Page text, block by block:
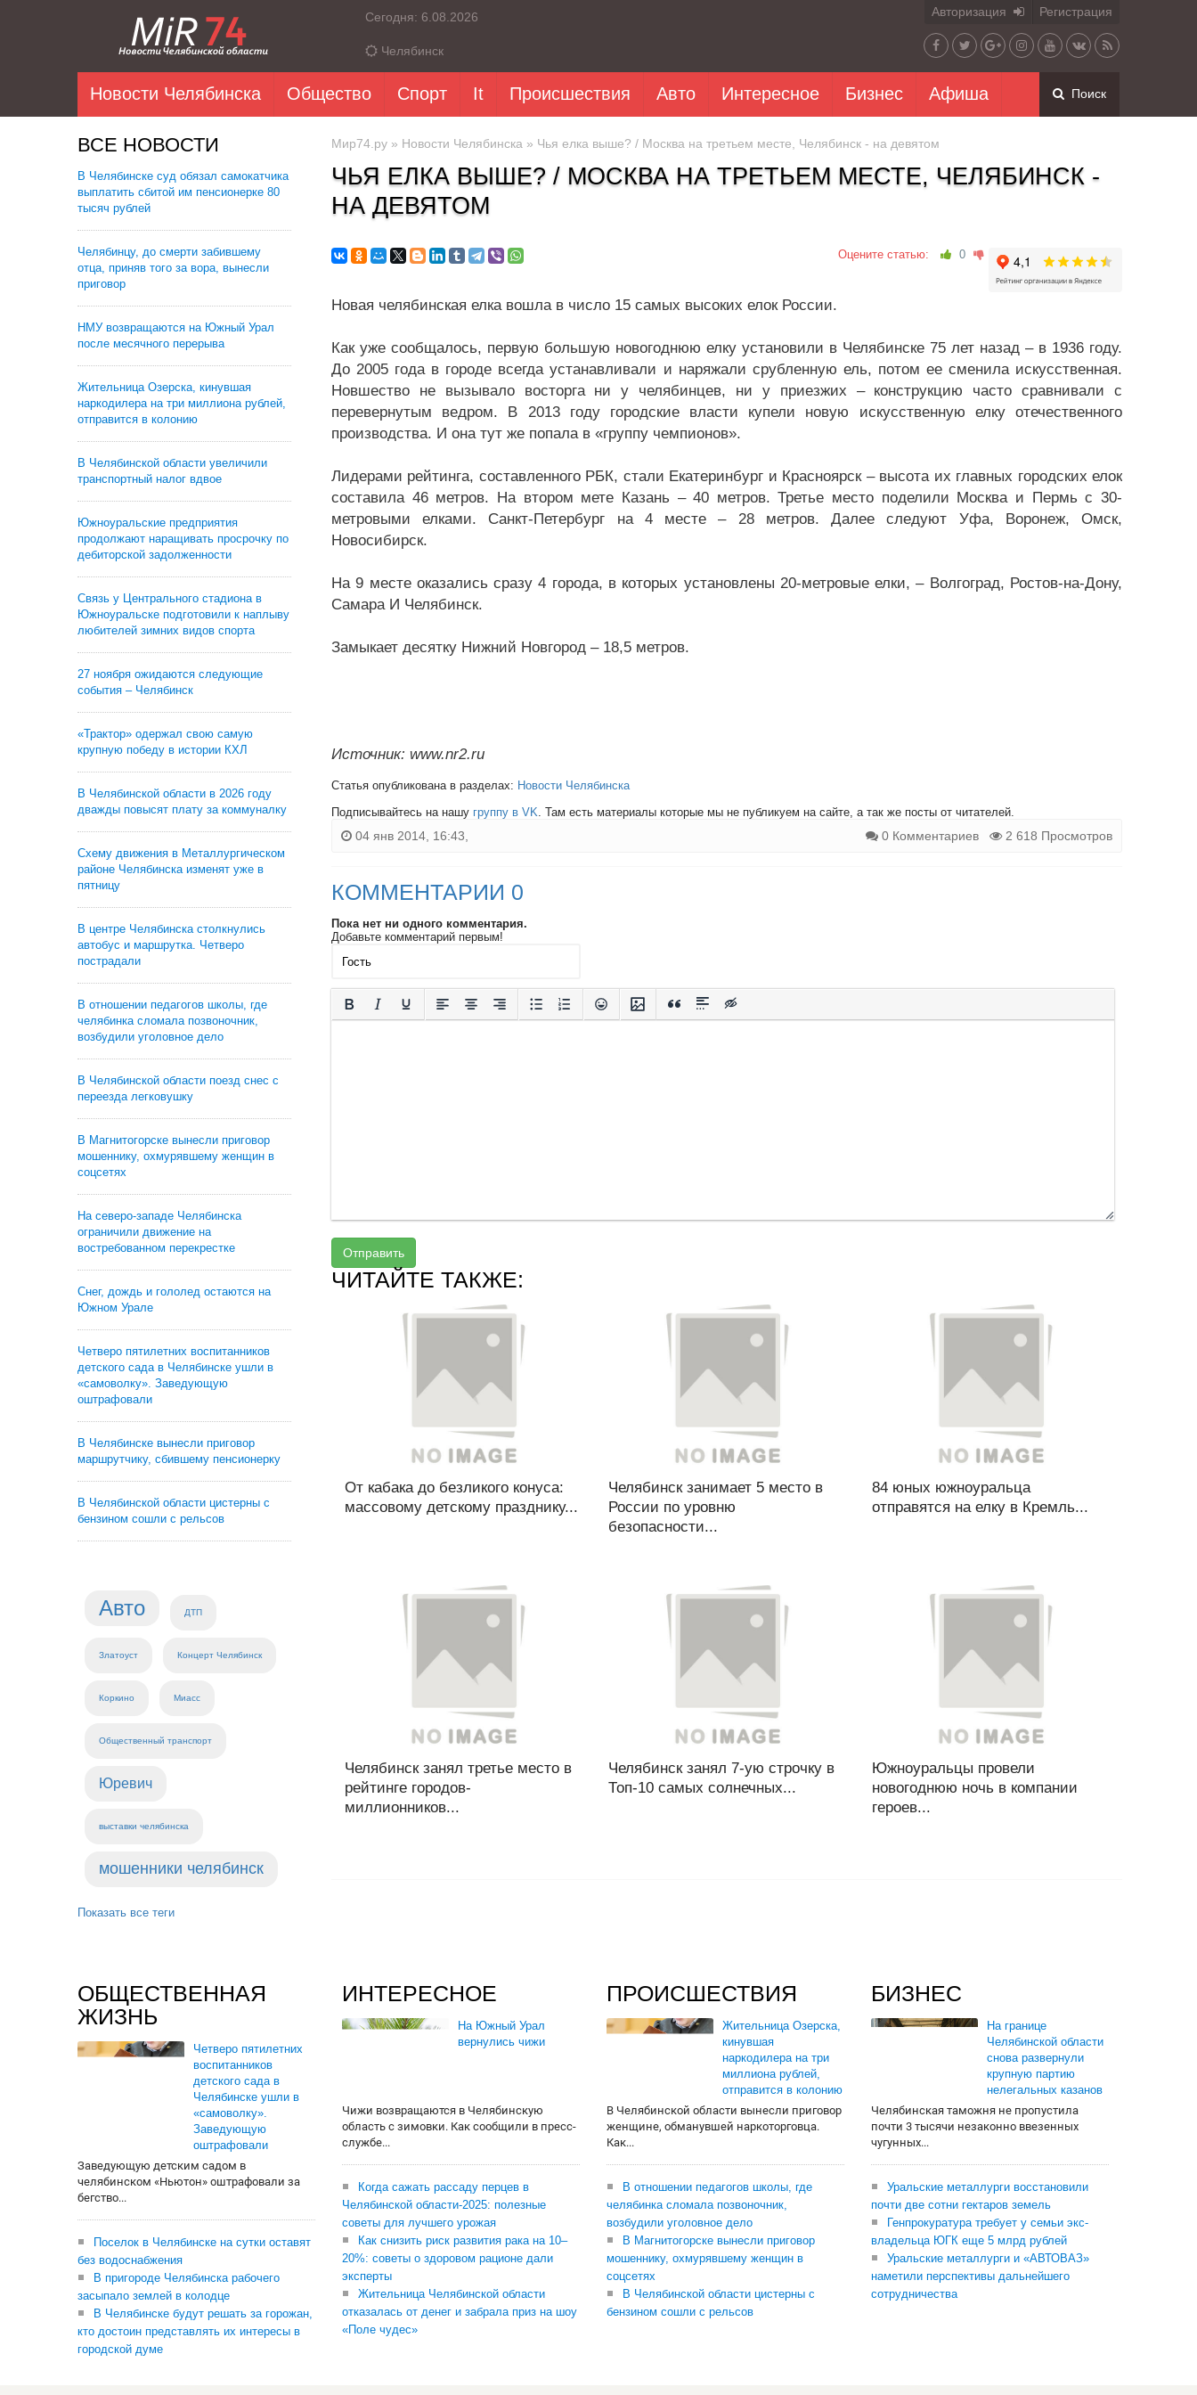
Сегодня: 6.08.2026
Челябинск
Авторизация Регистрация
Новости Челябинска Общество Спорт It Происшествия Авто Интересное Бизнес Афиша Поиск
ВСЕ НОВОСТИ
В Челябинске суд обязал самокатчика
выплатить сбитой им пенсионерке 80
тысяч рублей
Челябинцу, до смерти забившему
отца, приняв того за вора, вынесли
приговор
НМУ возвращаются на Южный Урал
после месячного перерыва
Жительница Озерска, кинувшая
наркодилера на три миллиона рублей,
отправится в колонию
В Челябинской области увеличили
транспортный налог вдвое
Южноуральские предприятия
продолжают наращивать просрочку по
дебиторской задолженности
Связь у Центрального стадиона в
Южноуральске подготовили к наплыву
любителей зимних видов спорта
27 ноября ожидаются следующие
события – Челябинск
«Трактор» одержал свою самую
крупную победу в истории КХЛ
В Челябинской области в 2026 году
дважды повысят плату за коммуналку
Схему движения в Металлургическом
районе Челябинска изменят уже в
пятницу
В центре Челябинска столкнулись
автобус и маршрутка. Четверо
пострадали
В отношении педагогов школы, где
челябинка сломала позвоночник,
возбудили уголовное дело
В Челябинской области поезд снес с
переезда легковушку
В Магнитогорске вынесли приговор
мошеннику, охмурявшему женщин в
соцсетях
На северо-западе Челябинска
ограничили движение на
востребованном перекрестке
Снег, дождь и гололед остаются на
Южном Урале
Четверо пятилетних воспитанников
детского сада в Челябинске ушли в
«самоволку». Заведующую
оштрафовали
В Челябинске вынесли приговор
маршрутчику, сбившему пенсионерку
В Челябинской области цистерны с
бензином сошли с рельсов
Авто ДТП
Златоуст Концерт Челябинск
Коркино Миасс
Общественный транспорт
Юревич
выставки челябинска
мошенники челябинск
Показать все теги
Мир74.ру » Новости Челябинска » Чья елка выше? / Москва на третьем месте, Челябинск - на девятом
ЧЬЯ ЕЛКА ВЫШЕ? / МОСКВА НА ТРЕТЬЕМ МЕСТЕ, ЧЕЛЯБИНСК -
НА ДЕВЯТОМ
Оцените статью: 0
Новая челябинская елка вошла в число 15 самых высоких елок России.
Как уже сообщалось, первую большую новогоднюю елку установили в Челябинске 75 лет назад – в 1936 году.
До 2005 года в городе всегда устанавливали и наряжали срубленную ель, потом ее сменила искусственная.
Новшество не вызывало восторга ни у челябинцев, ни у приезжих – конструкцию часто сравнивали с
перевернутым ведром. В 2013 году городские власти купели новую искусственную елку отечественного
производства. И она тут же попала в «группу чемпионов».
Лидерами рейтинга, составленного РБК, стали Екатеринбург и Красноярск – высота их главных городских елок
составила 46 метров. На втором мете Казань – 40 метров. Третье место поделили Москва и Пермь с 30-
метровыми елками. Санкт-Петербург на 4 месте – 28 метров. Далее следуют Уфа, Воронеж, Омск,
Новосибирск.
На 9 месте оказались сразу 4 города, в которых установлены 20-метровые елки, – Волгоград, Ростов-на-Дону,
Самара И Челябинск.
Замыкает десятку Нижний Новгород – 18,5 метров.
Источник: www.nr2.ru
Статья опубликована в разделах: Новости Челябинска
Подписывайтесь на нашу группу в VK. Там есть материалы которые мы не публикуем на сайте, а так же посты от читателей.
04 янв 2014, 16:43, 0 Комментариев 2 618 Просмотров
КОММЕНТАРИИ 0
Пока нет ни одного комментария.
Добавьте комментарий первым!
Отправить
ЧИТАЙТЕ ТАКЖЕ:
От кабака до безликого конуса:
массовому детскому празднику...
Челябинск занимает 5 место в
России по уровню
безопасности...
84 юных южноуральца
отправятся на елку в Кремль...
Челябинск занял третье место в
рейтинге городов-
миллионников...
Челябинск занял 7-ую строчку в
Топ-10 самых солнечных...
Южноуральцы провели
новогоднюю ночь в компании
героев...
ОБЩЕСТВЕННАЯ
ЖИЗНЬ
Четверо пятилетних
воспитанников
детского сада в
Челябинске ушли в
«самоволку».
Заведующую
оштрафовали
Заведующую детским садом в
челябинском «Ньютон» оштрафовали за
бегство...
Поселок в Челябинске на сутки оставят
без водоснабжения
В пригороде Челябинска рабочего
засыпало землей в колодце
В Челябинске будут решать за горожан,
кто достоин представлять их интересы в
городской думе
ИНТЕРЕСНОЕ
На Южный Урал
вернулись чижи
Чижи возвращаются в Челябинскую
область с зимовки. Как сообщили в пресс-
службе...
Когда сажать рассаду перцев в
Челябинской области-2025: полезные
советы для лучшего урожая
Как снизить риск развития рака на 10–
20%: советы о здоровом рационе дали
эксперты
Жительница Челябинской области
отказалась от денег и забрала приз на шоу
«Поле чудес»
ПРОИСШЕСТВИЯ
Жительница Озерска,
кинувшая
наркодилера на три
миллиона рублей,
отправится в колонию
В Челябинской области вынесли приговор
женщине, обманувшей наркоторговца.
Как...
В отношении педагогов школы, где
челябинка сломала позвоночник,
возбудили уголовное дело
В Магнитогорске вынесли приговор
мошеннику, охмурявшему женщин в
соцсетях
В Челябинской области цистерны с
бензином сошли с рельсов
БИЗНЕС
На границе
Челябинской области
снова развернули
крупную партию
нелегальных казанов
Челябинская таможня не пропустила
почти 3 тысячи незаконно ввезенных
чугунных...
Уральские металлурги восстановили
почти две сотни гектаров земель
Генпрокуратура требует у семьи экс-
владельца ЮГК еще 5 млрд рублей
Уральские металлурги и «АВТОВАЗ»
наметили перспективы дальнейшего
сотрудничества